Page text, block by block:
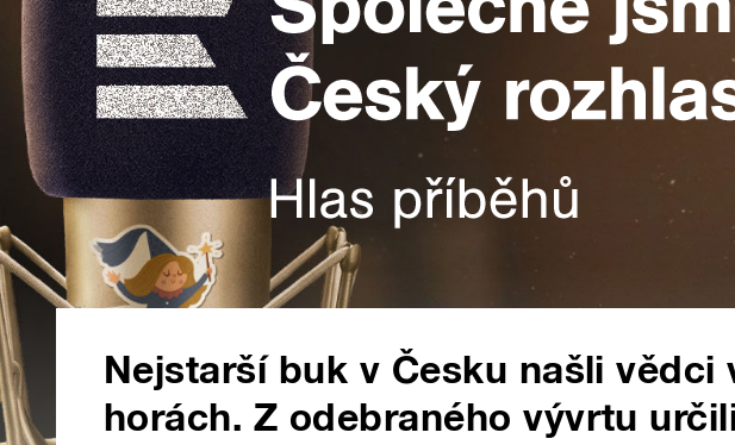
Nejstarší buk v Česku našli vědci
horách. Z odebraného vývrtu